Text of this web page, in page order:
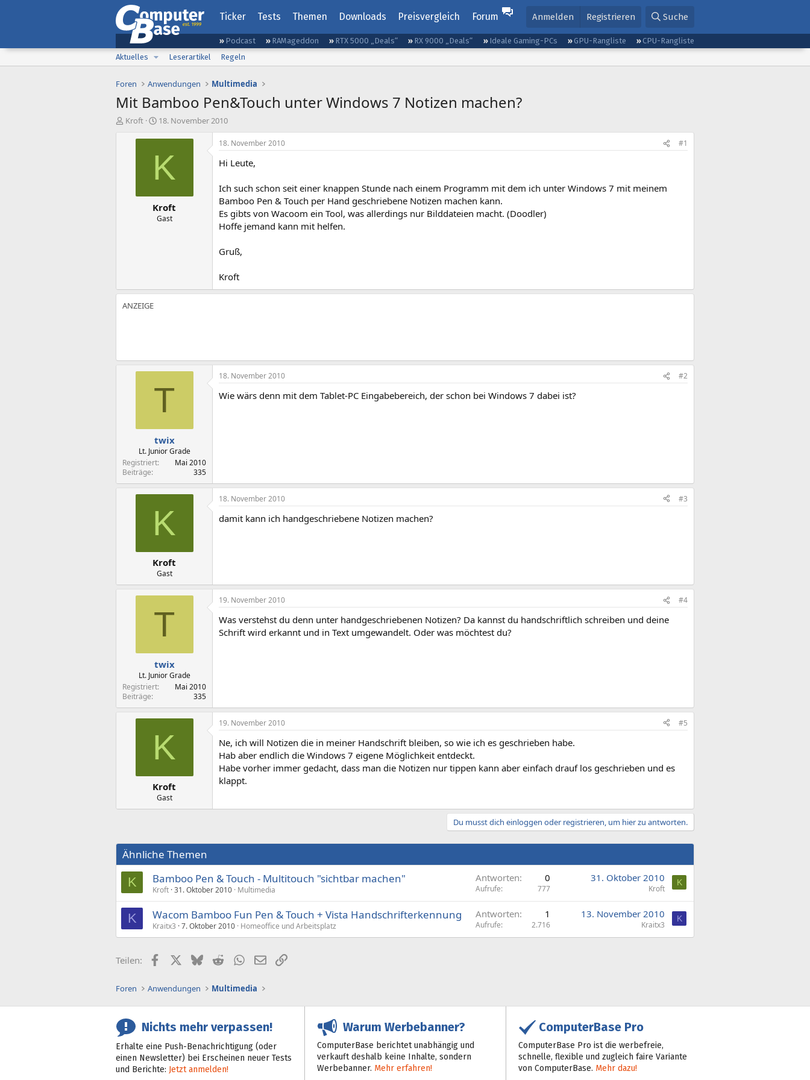
Ticker Tests Themen Downloads Preisvergleich Forum Anmelden Registrieren Suche
Podcast RAMageddon RTX 5000 „Deals“ RX 9000 „Deals“ Ideale Gaming-PCs GPU-Rangliste
CPU-Rangliste
Aktuelles
Leserartikel Regeln
Foren Anwendungen Multimedia
Mit Bamboo Pen&Touch unter Windows 7 Notizen machen?
E
Kroft
E
s
e
l
t
a
m
18. November 2010
K
Kroft
Gast
18. November 2010 #1
Hi Leute,
Ich such schon seit einer knappen Stunde nach einem Programm mit dem ich unter Windows 7 mit meinem
Bamboo Pen & Touch per Hand geschriebene Notizen machen kann.
Es gibts von Wacoom ein Tool, was allerdings nur Bilddateien macht. (Doodler)
Hoffe jemand kann mit helfen.
Gruß,
Kroft
T
twix
Lt. Junior Grade
Registriert
Mai 2010
Beiträge
335
18. November 2010 #2
Wie wärs denn mit dem Tablet-PC Eingabebereich, der schon bei Windows 7 dabei ist?
K
Kroft
Gast
18. November 2010 #3
damit kann ich handgeschriebene Notizen machen?
T
twix
Lt. Junior Grade
Registriert
Mai 2010
Beiträge
335
19. November 2010 #4
Was verstehst du denn unter handgeschriebenen Notizen? Da kannst du handschriftlich schreiben und deine
Schrift wird erkannt und in Text umgewandelt. Oder was möchtest du?
K
Kroft
Gast
19. November 2010 #5
Ne, ich will Notizen die in meiner Handschrift bleiben, so wie ich es geschrieben habe.
Hab aber endlich die Windows 7 eigene Möglichkeit entdeckt.
Habe vorher immer gedacht, dass man die Notizen nur tippen kann aber einfach drauf los geschrieben und es
klappt.
Du musst dich einloggen oder registrieren, um hier zu antworten.
Ähnliche Themen
K Bamboo Pen & Touch - Multitouch "sichtbar machen"
Kroft 31. Oktober 2010 Multimedia
Antworten 0
Aufrufe 777
31. Oktober 2010
Kroft
K
K Wacom Bamboo Fun Pen & Touch + Vista Handschrifterkennung
Kraitx3 7. Oktober 2010 Homeoffice und Arbeitsplatz
Antworten 1
Aufrufe 2.716
13. November 2010
Kraitx3
K
Teilen: FacebookX (Twitter)
BlueskyRedditWhatsApp
E-MailLink
Foren Anwendungen Multimedia
Nichts mehr verpassen!
Erhalte eine Push-Benachrichtigung (oder
einen Newsletter) bei Erscheinen neuer Tests
und Berichte: Jetzt anmelden!
Warum Werbebanner?
ComputerBase berichtet unabhängig und
verkauft deshalb keine Inhalte, sondern
Werbebanner. Mehr erfahren!
ComputerBase Pro
ComputerBase Pro ist die werbefreie,
schnelle, flexible und zugleich faire Variante
von ComputerBase. Mehr dazu!